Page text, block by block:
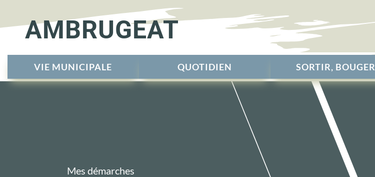
AMBRUGEAT
VIE MUNICIPALE QUOTIDIEN SORTIR, BOUGER
Mes démarches